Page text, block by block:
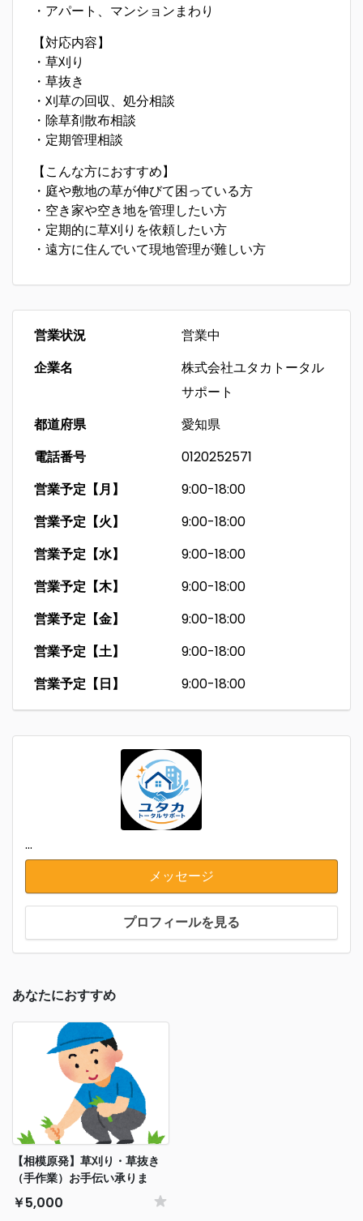
・アパート、マンションまわり
【対応内容】
・草刈り
・草抜き
・刈草の回収、処分相談
・除草剤散布相談
・定期管理相談
【こんな方におすすめ】
・庭や敷地の草が伸びて困っている方
・空き家や空き地を管理したい方
・定期的に草刈りを依頼したい方
・遠方に住んでいて現地管理が難しい方
営業状況
営業中
企業名
株式会社ユタカトータル
サポート
都道府県
愛知県
電話番号
0120252571
営業予定【月】
9:00-18:00
営業予定【火】
9:00-18:00
営業予定【水】
9:00-18:00
営業予定【木】
9:00-18:00
営業予定【金】
9:00-18:00
営業予定【土】
9:00-18:00
営業予定【日】
9:00-18:00
...
メッセージ
プロフィールを見る
あなたにおすすめ
【相模原発】草刈り・草抜き
（手作業）お手伝い承りま
す！親切・丁寧に即日対応い
たします（5,000円〜）
￥5,000